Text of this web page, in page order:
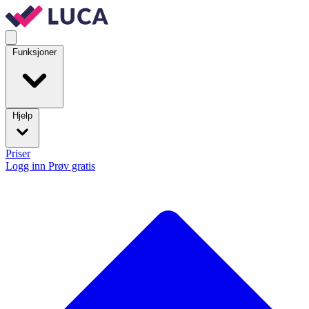
Funksjoner
Hjelp
Priser
Logg inn Prøv gratis